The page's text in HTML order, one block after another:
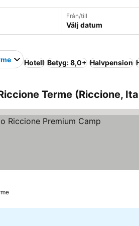
Från/till
Välj datum
Hotell Betyg: 8,0+ Halvpension
Terme (Riccione,